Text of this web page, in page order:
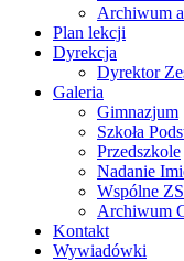
Archiwum
Plan lekcji
Dyrekcja
Dyrektor
Galeria
Gimnazjum
Szkoła
Przedszkole
Nadanie
Wspólne
Archiwum
Kontakt
Wywiadówki